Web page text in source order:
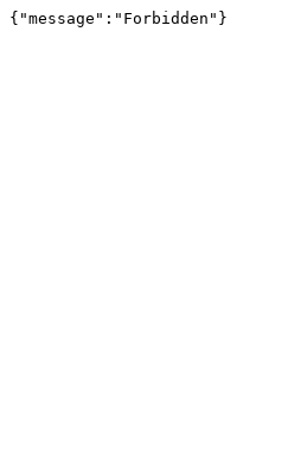
{"message":"Forbidden"}